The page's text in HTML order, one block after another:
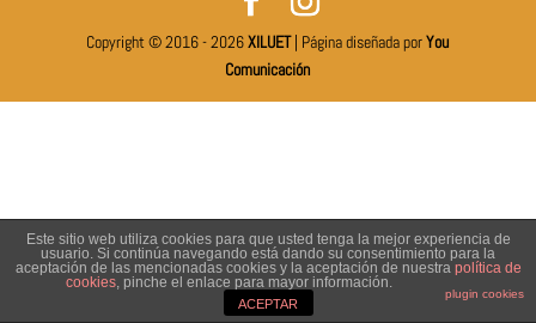
Copyright © 2016 - 2026XILUET| Página diseñada porYou
Comunicación
Este sitio web utiliza cookies para que usted tenga la mejor experiencia de
usuario. Si continúa navegando está dando su consentimiento para la
aceptación de las mencionadas cookies y la aceptación de nuestra política de
cookies, pinche el enlace para mayor información.
plugin cookies
ACEPTAR